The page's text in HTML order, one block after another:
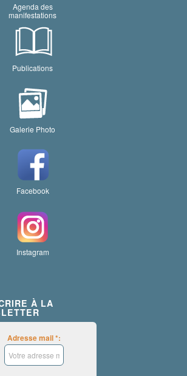
Agenda des
manifestations
Publications
Galerie Photo
Facebook
Instagram
À LA
Adresse mail *: